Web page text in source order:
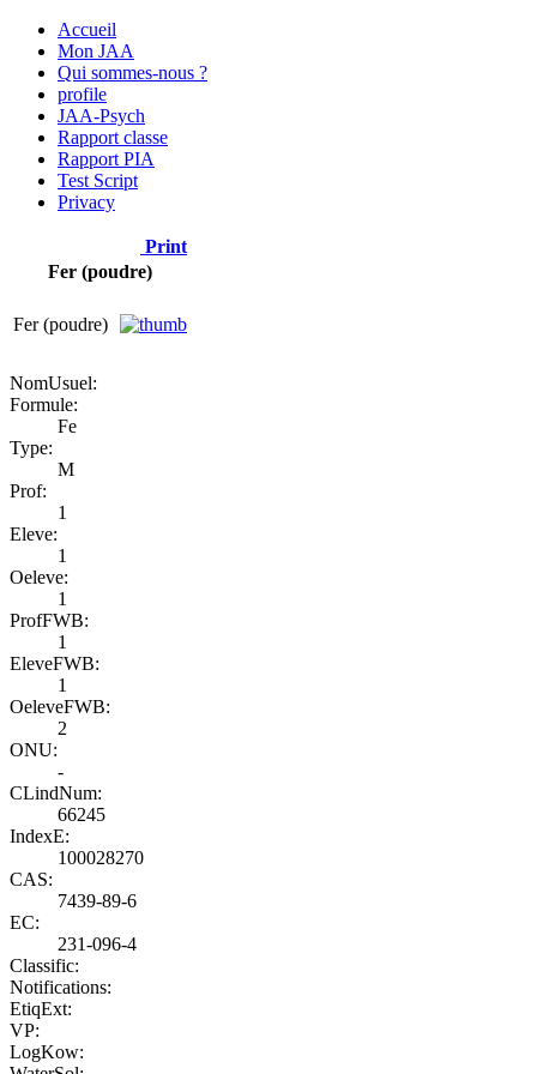
Accueil
Mon JAA
Qui sommes-nous ?
profile
JAA-Psych
Rapport classe
Rapport PIA
Test Script
Privacy
Print
Fer (poudre)
Fer (poudre)
NomUsuel:
Formule:
Fe
Type:
M
Prof:
1
Eleve:
1
Oeleve:
1
ProfFWB:
1
EleveFWB:
1
OeleveFWB:
2
ONU:
-
CLindNum:
66245
IndexE:
100028270
CAS:
7439-89-6
EC:
231-096-4
Classific:
Notifications:
EtiqExt:
VP:
LogKow: